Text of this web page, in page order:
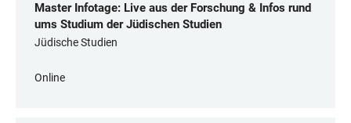
Master Infotage: Live aus der Forschung & Infos rund
ums Studium der Jüdischen Studien
Jüdische Studien
Online